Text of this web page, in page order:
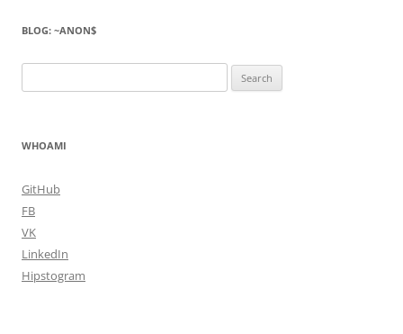
BLOG: ~ANON$
for:
WHOAMI
GitHub
FB
VK
LinkedIn
Hipstogram